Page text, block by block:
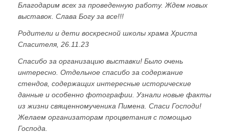
Благодарим всех за проведенную работу. Ждем новых
выставок. Слава Богу за все!!!
Родители и дети воскресной школы храма Христа
Спасителя, 26.11.23
Спасибо за организацию выставки! Было очень
интересно. Отдельное спасибо за содержание
стендов, содержащих интересные исторические
данные и особенно фотографии. Узнали новые факты
из жизни священномученика Пимена. Спаси Господи!
Желаем организаторам процветания с помощью
Господа.